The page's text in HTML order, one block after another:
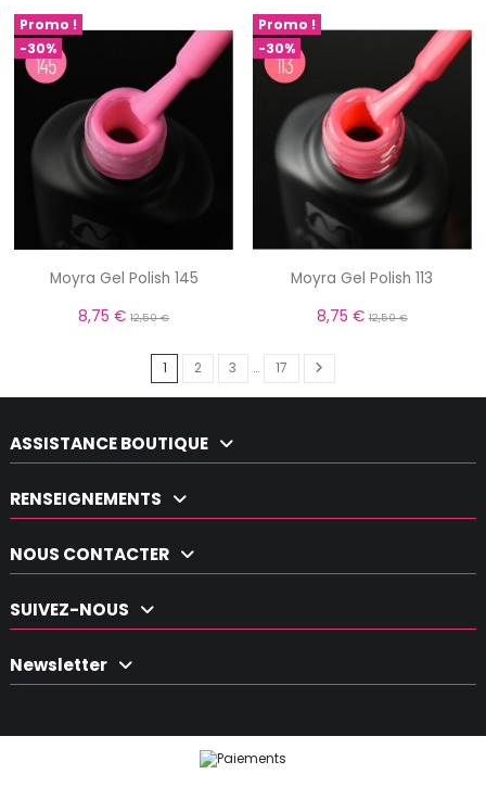
Promo !
-30%
Moyra Gel Polish 145
8,75 €12,50 €
Promo !
-30%
Moyra Gel Polish 113
8,75 €12,50 €
1 2 3 … 17
ASSISTANCE BOUTIQUE
RENSEIGNEMENTS
NOUS CONTACTER
SUIVEZ-NOUS
Newsletter